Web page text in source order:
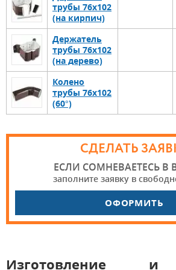
трубы 76х102
(на кирпич)
Держатель
трубы 76х102
(на дерево)
Колено
трубы 76х102
(60°)
СДЕЛАТЬ
ЕСЛИ СОМНЕВАЕТЕСЬ В
заполните заявку в
ОФОРМИТЬ
Изготовление и